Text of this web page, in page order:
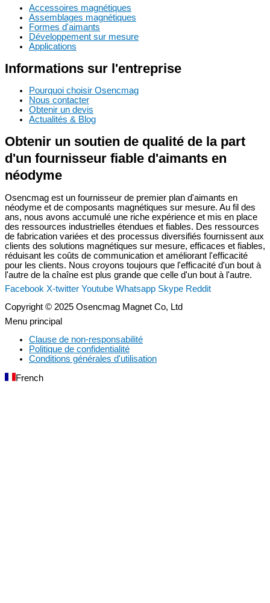
Accessoires magnétiques
Assemblages magnétiques
Formes d'aimants
Développement sur mesure
Applications
Informations sur l'entreprise
Pourquoi choisir Osencmag
Nous contacter
Obtenir un devis
Actualités & Blog
Obtenir un soutien de qualité de la part
d'un fournisseur fiable d'aimants en
néodyme
Osencmag est un fournisseur de premier plan d'aimants en
néodyme et de composants magnétiques sur mesure. Au fil des
ans, nous avons accumulé une riche expérience et mis en place
des ressources industrielles étendues et fiables. Des ressources
de fabrication variées et des processus diversifiés fournissent aux
clients des solutions magnétiques sur mesure, efficaces et fiables,
réduisant les coûts de communication et améliorant l'efficacité
pour les clients. Nous croyons toujours que l'efficacité d'un bout à
l'autre de la chaîne est plus grande que celle d'un bout à l'autre.
Facebook X-twitter Youtube Whatsapp Skype Reddit
Copyright © 2025 Osencmag Magnet Co, Ltd
Menu principal
Clause de non-responsabilité
Politique de confidentialité
Conditions générales d'utilisation
French